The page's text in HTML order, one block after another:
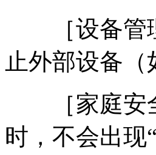
［设备管理
止外部设备
［家庭安全
时，不会出现